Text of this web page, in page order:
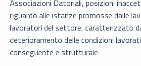
Associazioni Datoriali, posizioni
riguardo alle istanze promosse dalle
lavoratori del settore, caratterizzato
deterioramento delle condizioni
conseguente e strutturale